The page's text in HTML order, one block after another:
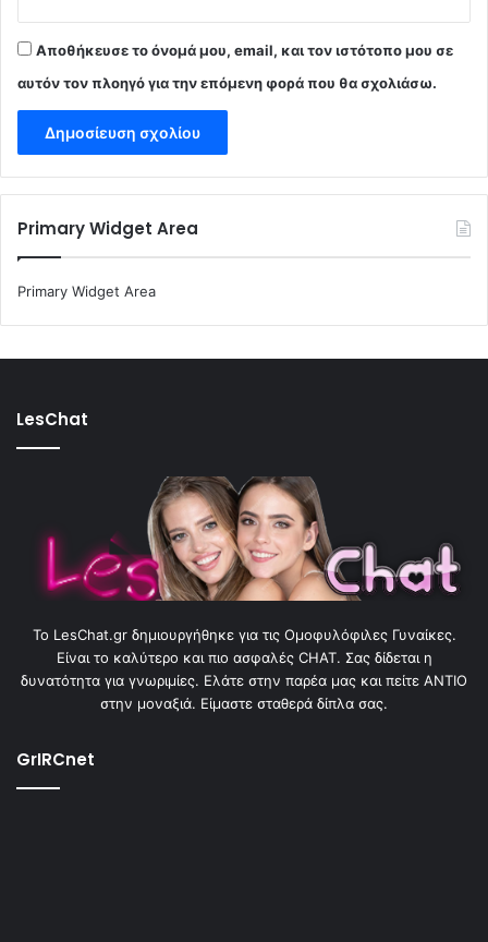
Αποθήκευσε το όνομά μου, email, και τον ιστότοπο μου σε
αυτόν τον πλοηγό για την επόμενη φορά που θα σχολιάσω.
Primary Widget Area
Primary Widget Area
LesChat
To LesChat.gr δημιουργήθηκε για τις Ομοφυλόφιλες Γυναίκες.
Είναι το καλύτερο και πιο ασφαλές CHAT. Σας δίδεται η
δυνατότητα για γνωριμίες. Ελάτε στην παρέα μας και πείτε ΑΝΤΙΟ
στην μοναξιά. Είμαστε σταθερά δίπλα σας.
GrIRCnet